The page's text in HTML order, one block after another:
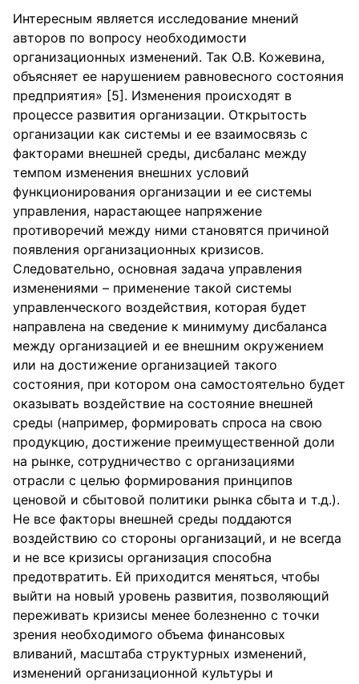
Интересным является исследование мнений
авторов по вопросу необходимости
организационных изменений. Так О.В. Кожевина,
объясняет ее нарушением равновесного состояния
предприятия» [5]. Изменения происходят в
процессе развития организации. Открытость
организации как системы и ее взаимосвязь с
факторами внешней среды, дисбаланс между
темпом изменения внешних условий
функционирования организации и ее системы
управления, нарастающее напряжение
противоречий между ними становятся причиной
появления организационных кризисов.
Следовательно, основная задача управления
изменениями – применение такой системы
управленческого воздействия, которая будет
направлена на сведение к минимуму дисбаланса
между организацией и ее внешним окружением
или на достижение организацией такого
состояния, при котором она самостоятельно будет
оказывать воздействие на состояние внешней
среды (например, формировать спроса на свою
продукцию, достижение преимущественной доли
на рынке, сотрудничество с организациями
отрасли с целью формирования принципов
ценовой и сбытовой политики рынка сбыта и т.д.).
Не все факторы внешней среды поддаются
воздействию со стороны организаций, и не всегда
и не все кризисы организация способна
предотвратить. Ей приходится меняться, чтобы
выйти на новый уровень развития, позволяющий
переживать кризисы менее болезненно с точки
зрения необходимого объема финансовых
вливаний, масштаба структурных изменений,
изменений организационной культуры и